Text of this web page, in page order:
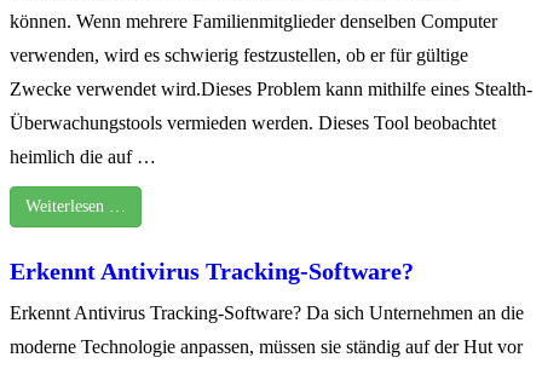
können. Wenn mehrere Familienmitglieder denselben Computer
verwenden, wird es schwierig festzustellen, ob er für gültige
Zwecke verwendet wird.Dieses Problem kann mithilfe eines Stealth-
Überwachungstools vermieden werden. Dieses Tool beobachtet
heimlich die auf …
Weiterlesen …
Erkennt Antivirus Tracking-Software?
Erkennt Antivirus Tracking-Software? Da sich Unternehmen an die
moderne Technologie anpassen, müssen sie ständig auf der Hut vor